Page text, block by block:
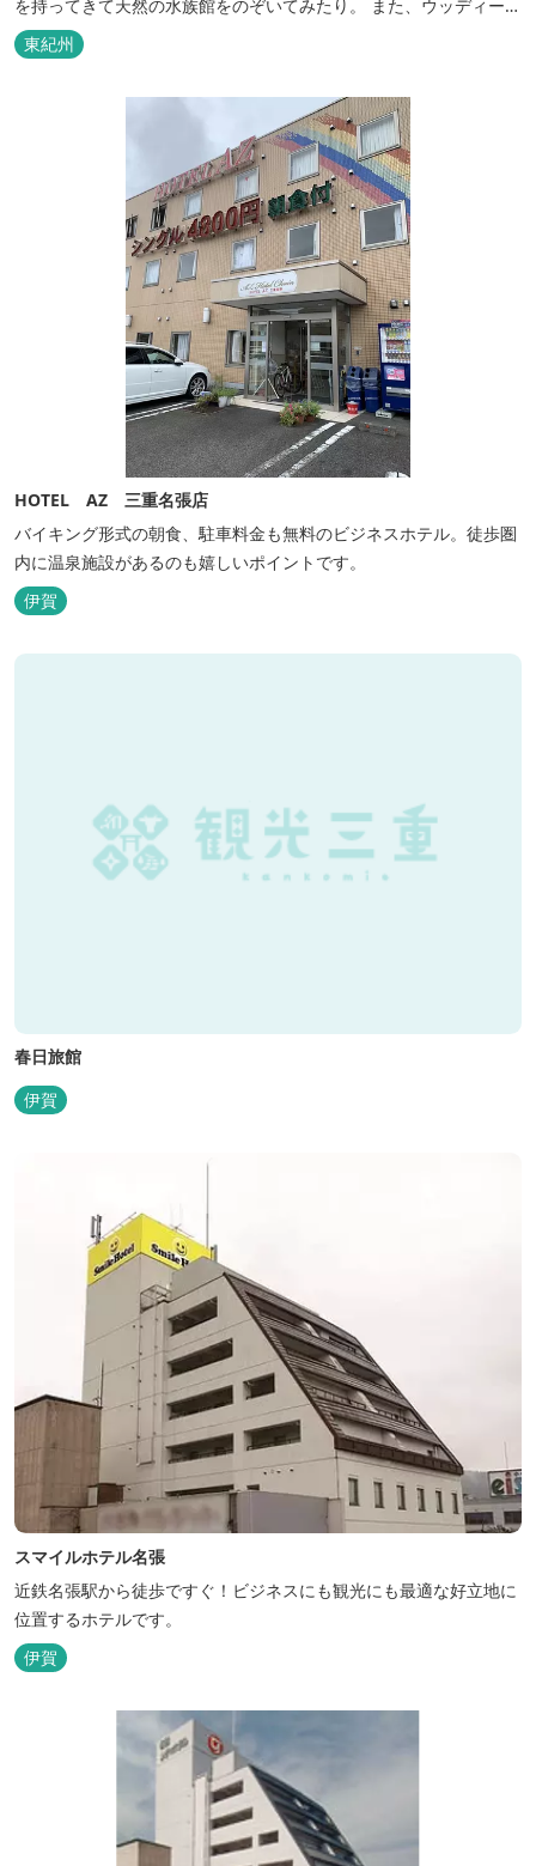
を持ってきて天然の水族館をのぞいてみたり。 また、ウッディーク
ラフト教室やストーンクラフト教室など各種イベントも盛りだくさ
ん。森林浴を楽しんだり、一日中遊び、ゆったりできます。 紀北町
の海の幸をふんだんに使った海鮮・焼肉バーベキュー。家族で，グ
東紀州
HOTEL AZ 三重名張店
バイキング形式の朝食、駐車料金も無料のビジネスホテル。徒歩圏
内に温泉施設があるのも嬉しいポイントです。
伊賀
春日旅館
伊賀
スマイルホテル名張
近鉄名張駅から徒歩ですぐ！ビジネスにも観光にも最適な好立地に
位置するホテルです。
伊賀